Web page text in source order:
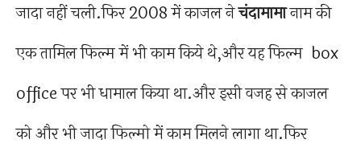
जादा नहीं चली.फिर 2008 में काजल नेचंदामामानाम की
एक तामिल फिल्म में भी काम किये थे,और यह फिल्म box
office पर भी धामाल किया था.और इसी वजह से काजल
को और भी जादा फिल्मो में काम मिलने लागा था.फिर